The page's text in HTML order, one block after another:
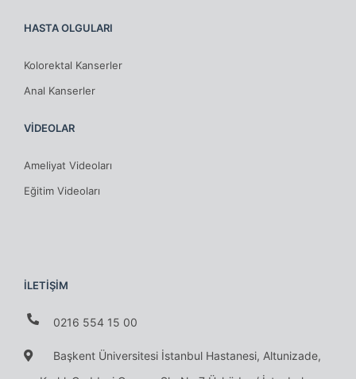
HASTA OLGULARI
Kolorektal Kanserler
Anal Kanserler
VİDEOLAR
Ameliyat Videoları
Eğitim Videoları
İLETİŞİM
0216 554 15 00
Başkent Üniversitesi İstanbul Hastanesi, Altunizade,